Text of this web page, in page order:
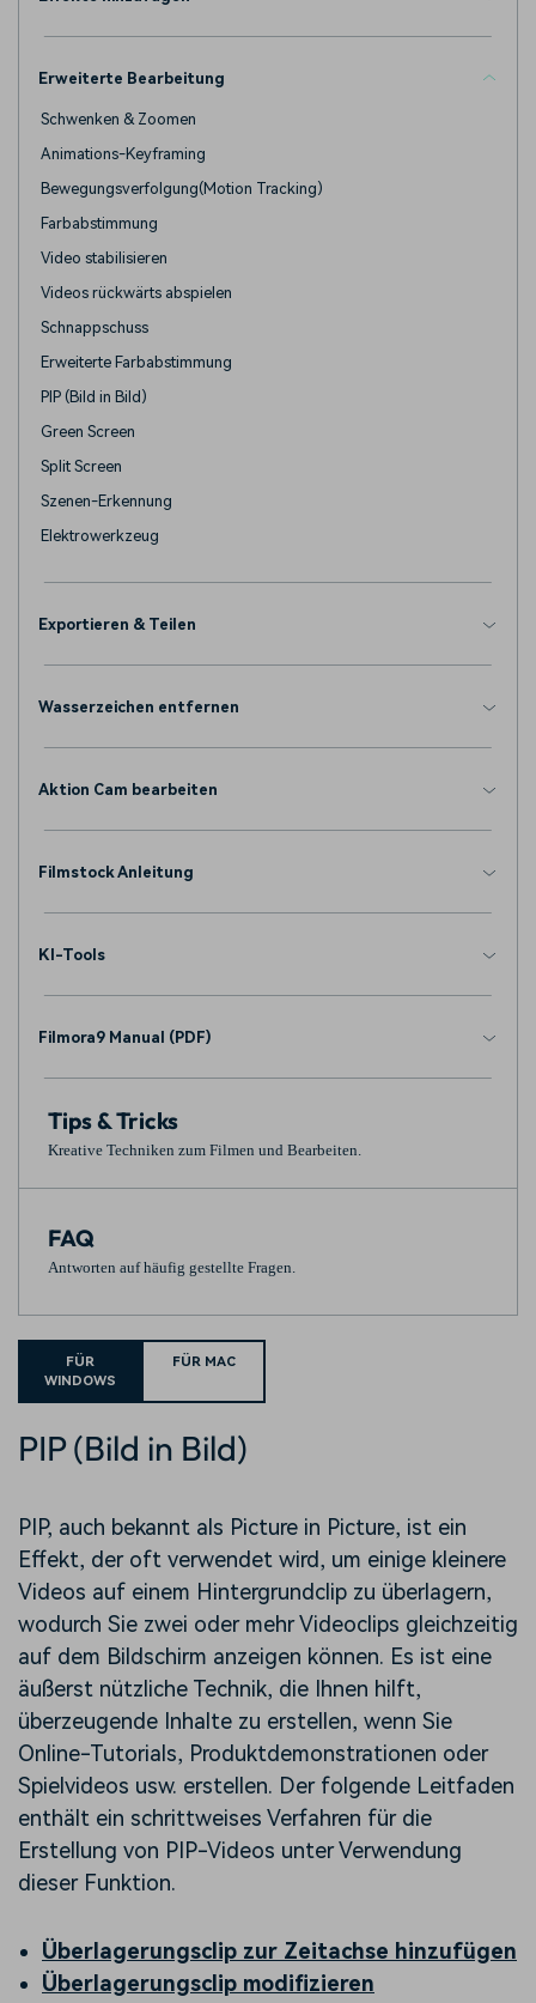
Erweiterte Bearbeitung
Schwenken & Zoomen
Animations-Keyframing
Bewegungsverfolgung(Motion Tracking)
Farbabstimmung
Video stabilisieren
Videos rückwärts abspielen
Schnappschuss
Erweiterte Farbabstimmung
PIP (Bild in Bild)
Green Screen
Split Screen
Szenen-Erkennung
Elektrowerkzeug
Exportieren & Teilen
Wasserzeichen entfernen
Aktion Cam bearbeiten
Filmstock Anleitung
KI-Tools
Filmora9 Manual (PDF)
Tips & Tricks
Kreative Techniken zum Filmen und Bearbeiten.
FAQ
Antworten auf häufig gestellte Fragen.
FÜR
WINDOWS
FÜR MAC
PIP (Bild in Bild)
PIP, auch bekannt als Picture in Picture, ist ein
Effekt, der oft verwendet wird, um einige kleinere
Videos auf einem Hintergrundclip zu überlagern,
wodurch Sie zwei oder mehr Videoclips gleichzeitig
auf dem Bildschirm anzeigen können. Es ist eine
äußerst nützliche Technik, die Ihnen hilft,
überzeugende Inhalte zu erstellen, wenn Sie
Online-Tutorials, Produktdemonstrationen oder
Spielvideos usw. erstellen. Der folgende Leitfaden
enthält ein schrittweises Verfahren für die
Erstellung von PIP-Videos unter Verwendung
dieser Funktion.
Überlagerungsclip zur Zeitachse hinzufügen
Überlagerungsclip modifizieren